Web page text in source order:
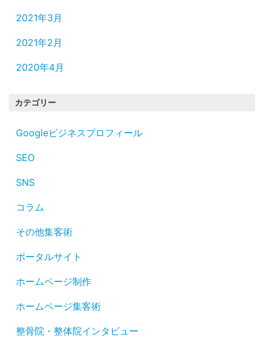
2021年3月
2021年2月
2020年4月
カテゴリー
Googleビジネスプロフィール
SEO
SNS
コラム
その他集客術
ポータルサイト
ホームページ制作
ホームページ集客術
整骨院・整体院インタビュー